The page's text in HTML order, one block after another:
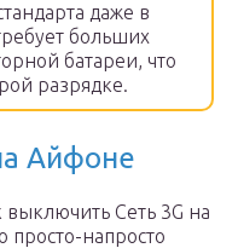
даже в
больших
батареи, что
разрядке.
Айфоне
Сеть 3G на
напросто